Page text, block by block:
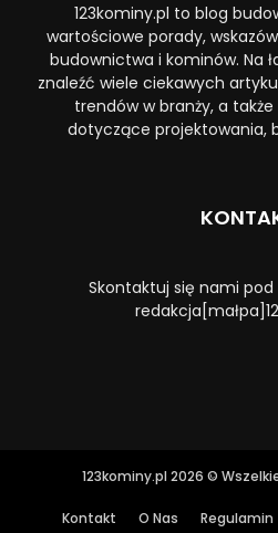
123kominy.pl to blog
wartościowe porady,
budownictwa i kominów. Na
znaleźć wiele ciekawych
trendów w branży, a
dotyczące projektowania,
Skontaktuj się nami
123kominy.pl 2026 ©
Kontakt O Nas Regulamin